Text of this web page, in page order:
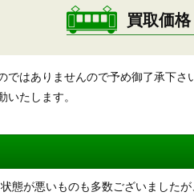
買取価格
はありませんので予め御了承下さ
たします。
態が悪いものも多数ございました